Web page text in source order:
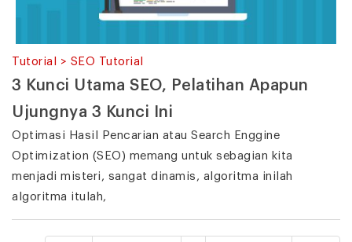
Tutorial > SEO Tutorial
3 Kunci Utama SEO, Pelatihan Apapun
Ujungnya 3 Kunci Ini
Optimasi Hasil Pencarian atau Search Enggine
Optimization (SEO) memang untuk sebagian kita
menjadi misteri, sangat dinamis, algoritma inilah
algoritma itulah,